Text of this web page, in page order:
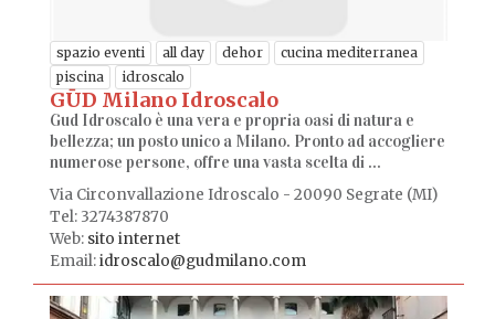
spazio eventi all day dehor
cucina mediterranea
piscina
idroscalo
GŪD Milano Idroscalo
Gud Idroscalo è una vera e propria oasi di natura e
bellezza; un posto unico a Milano. Pronto ad accogliere
numerose persone, offre una vasta scelta di ...
Via Circonvallazione Idroscalo - 20090 Segrate (MI)
Tel: 3274387870
Web: sito internet
Email:idroscalo@gudmilano.com